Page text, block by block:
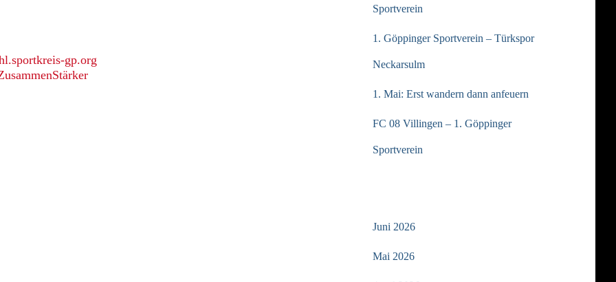
gp.org
Sportverein
1. Göppinger Sportverein – Türkspor
Neckarsulm
1. Mai: Erst wandern dann anfeuern
FC 08 Villingen – 1. Göppinger
Sportverein
Juni 2026
Mai 2026